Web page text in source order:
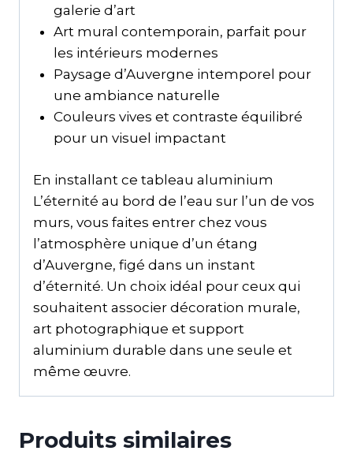
galerie d’art
Art mural contemporain, parfait pour
les intérieurs modernes
Paysage d’Auvergne intemporel pour
une ambiance naturelle
Couleurs vives et contraste équilibré
pour un visuel impactant
En installant ce tableau aluminium
L’éternité au bord de l’eau sur l’un de vos
murs, vous faites entrer chez vous
l’atmosphère unique d’un étang
d’Auvergne, figé dans un instant
d’éternité. Un choix idéal pour ceux qui
souhaitent associer décoration murale,
art photographique et support
aluminium durable dans une seule et
même œuvre.
Produits similaires